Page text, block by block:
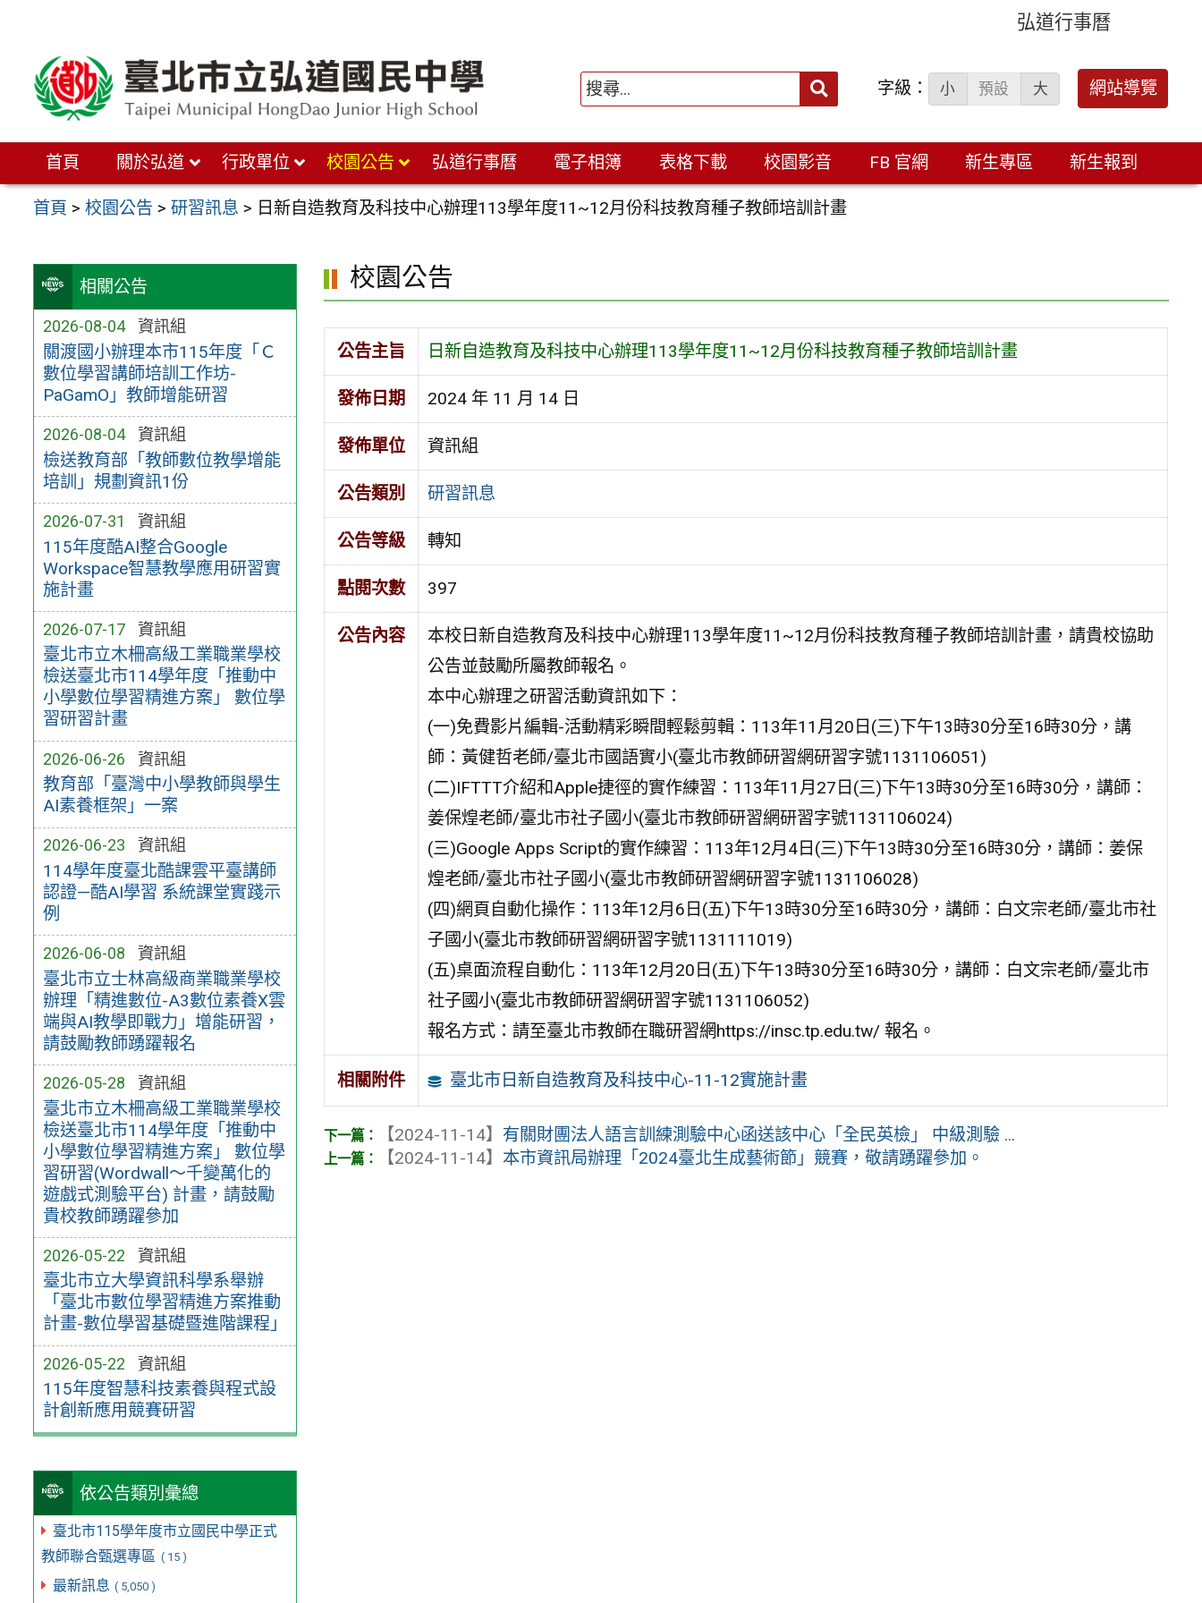
弘道行事曆
搜
字級： 小 預設 大 網站導覽
首頁 關於弘道 行政單位 校園公告 弘道行事曆 電子相簿 表格下載 校園影音 FB 官網 新生專區 新生報到
首頁 >校園公告 >研習訊息 > 日新自造教育及科技中心辦理113學年度11~12月份科技教育種子教師培訓計畫
相關公告
2026-08-04 資訊組
關渡國小辦理本市115年度「Ｃ
數位學習講師培訓工作坊-
PaGamO」教師增能研習
2026-08-04 資訊組
檢送教育部「教師數位教學增能
培訓」規劃資訊1份
2026-07-31 資訊組
115年度酷AI整合Google
Workspace智慧教學應用研習實
施計畫
2026-07-17 資訊組
臺北市立木柵高級工業職業學校
檢送臺北市114學年度「推動中
小學數位學習精進方案」 數位學
習研習計畫
2026-06-26 資訊組
教育部「臺灣中小學教師與學生
AI素養框架」一案
2026-06-23 資訊組
114學年度臺北酷課雲平臺講師
認證—酷AI學習 系統課堂實踐示
例
2026-06-08 資訊組
臺北市立士林高級商業職業學校
辦理「精進數位-A3數位素養X雲
端與AI教學即戰力」增能研習，
請鼓勵教師踴躍報名
2026-05-28 資訊組
臺北市立木柵高級工業職業學校
檢送臺北市114學年度「推動中
小學數位學習精進方案」 數位學
習研習(Wordwall～千變萬化的
遊戲式測驗平台) 計畫，請鼓勵
貴校教師踴躍參加
2026-05-22 資訊組
臺北市立大學資訊科學系舉辦
「臺北市數位學習精進方案推動
計畫-數位學習基礎暨進階課程」
2026-05-22 資訊組
115年度智慧科技素養與程式設
計創新應用競賽研習
依公告類別彙總
臺北市115學年度市立國民中學正式
教師聯合甄選專區 ( 15 )
最新訊息 ( 5,050 )
校園公告
公告主旨 日新自造教育及科技中心辦理113學年度11~12月份科技教育種子教師培訓計畫
發佈日期 2024 年 11 月 14 日
發佈單位 資訊組
公告類別 研習訊息
公告等級 轉知
點閱次數 397
公告內容
本校日新自造教育及科技中心辦理113學年度11~12月份科技教育種子教師培訓計畫，請貴校協助
公告並鼓勵所屬教師報名。
本中心辦理之研習活動資訊如下：
(一)免費影片編輯-活動精彩瞬間輕鬆剪輯：113年11月20日(三)下午13時30分至16時30分，講
師：黃健哲老師/臺北市國語實小(臺北市教師研習網研習字號1131106051)
(二)IFTTT介紹和Apple捷徑的實作練習：113年11月27日(三)下午13時30分至16時30分，講師：
姜保煌老師/臺北市社子國小(臺北市教師研習網研習字號1131106024)
(三)Google Apps Script的實作練習：113年12月4日(三)下午13時30分至16時30分，講師：姜保
煌老師/臺北市社子國小(臺北市教師研習網研習字號1131106028)
(四)網頁自動化操作：113年12月6日(五)下午13時30分至16時30分，講師：白文宗老師/臺北市社
子國小(臺北市教師研習網研習字號1131111019)
(五)桌面流程自動化：113年12月20日(五)下午13時30分至16時30分，講師：白文宗老師/臺北市
社子國小(臺北市教師研習網研習字號1131106052)
報名方式：請至臺北市教師在職研習網https://insc.tp.edu.tw/ 報名。
相關附件 臺北市日新自造教育及科技中心-11-12實施計畫
【2024-11-14】 有關財團法人語言訓練測驗中心函送該中心「全民英檢」 中級測驗 ...
【2024-11-14】 本市資訊局辦理「2024臺北生成藝術節」競賽，敬請踴躍參加。